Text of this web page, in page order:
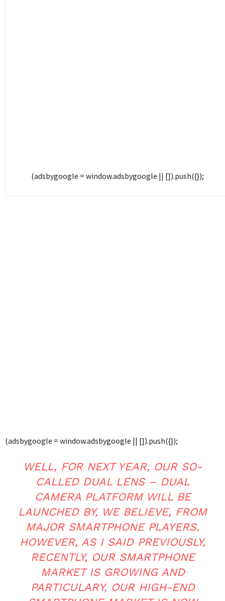
(adsbygoogle = window.adsbygoogle || []).push({});
(adsbygoogle = window.adsbygoogle || []).push({});
WELL, FOR NEXT YEAR, OUR SO-
CALLED DUAL LENS – DUAL
CAMERA PLATFORM WILL BE
LAUNCHED BY, WE BELIEVE, FROM
MAJOR SMARTPHONE PLAYERS.
HOWEVER, AS I SAID PREVIOUSLY,
RECENTLY, OUR SMARTPHONE
MARKET IS GROWING AND
PARTICULARY, OUR HIGH-END